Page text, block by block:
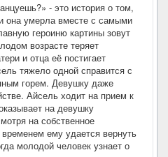
- это история о том,
она умерла вместе с самыми
героиню картины зовут
возрасте теряет
и отца её постигает
тяжело одной справится с
горем. Девушку даже
Айсель ходит на прием к
на девушку
на собственное
ему удается вернуть
молодой человек узнает о